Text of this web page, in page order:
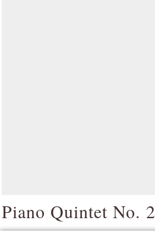
Piano Quintet No. 2